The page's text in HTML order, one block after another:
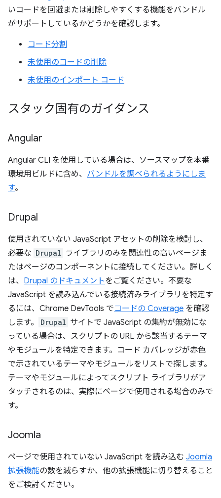
いコードを回避または削除しやすくする機能をバンドル
がサポートしているかどうかを確認します。
コード分割
未使用のコードの削除
未使用のインポート コード
スタック固有のガイダンス
Angular
Angular CLI を使用している場合は、ソースマップを本番
環境用ビルドに含め、 バンドルを調べられるようにしま
す。
Drupal
使用されていない JavaScript アセットの削除を検討し、
必要な Drupal ライブラリのみを関連性の高いページま
たはページのコンポーネントに接続してください。詳しく
は、 Drupal のドキュメントをご覧ください。不要な
JavaScript を読み込んでいる接続済みライブラリを特定す
るには、Chrome DevTools でコードの Coverage を確認
します。
Drupal サイトで JavaScript の集約が無効にな
っている場合は、スクリプトの URL から該当するテーマ
やモジュールを特定できます。コード カバレッジが赤色
で示されているテーマやモジュールをリストで探します。
テーマやモジュールによってスクリプト ライブラリがア
タッチされるのは、実際にページで使用される場合のみで
す。
Joomla
ページで使用されていない JavaScript を読み込む Joomla
拡張機能の数を減らすか、他の拡張機能に切り替えること
をご検討ください。